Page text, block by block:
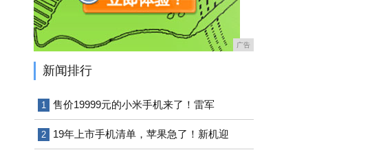
广告
新闻排行
1 售价19999元的小米手机来了！雷军
2 19年上市手机清单，苹果急了！新机迎